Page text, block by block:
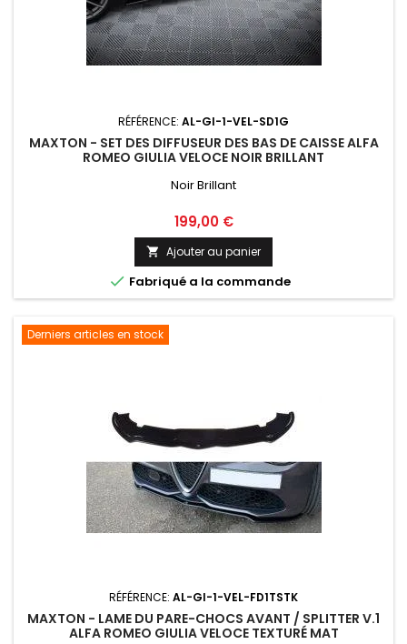
RÉFÉRENCE: AL-GI-1-VEL-SD1G
MAXTON - SET DES DIFFUSEUR DES BAS DE CAISSE ALFA
ROMEO GIULIA VELOCE NOIR BRILLANT
Noir Brillant
Prix
199,00 €
 Ajouter au panier
 Fabriqué a la commande
Derniers articles en stock
RÉFÉRENCE: AL-GI-1-VEL-FD1TSTK
MAXTON - LAME DU PARE-CHOCS AVANT / SPLITTER V.1
ALFA ROMEO GIULIA VELOCE TEXTURÉ MAT